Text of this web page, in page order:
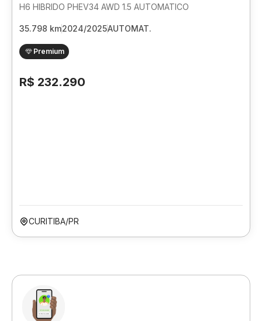
H6 HIBRIDO PHEV34 AWD 1.5 AUTOMATICO
35.798 km2024/2025AUTOMAT.
Premium
R$ 232.290
CURITIBA/PR